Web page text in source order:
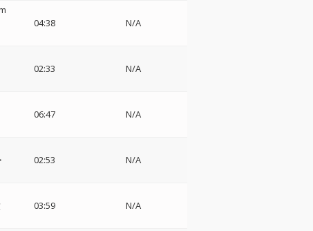
04:38 N/A
02:33 N/A
06:47 N/A
02:53 N/A
03:59 N/A